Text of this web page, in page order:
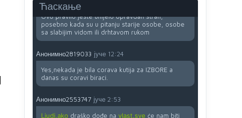
Ћаскање
Ovo pravilo jeste unijelo opravdan strah,
posebno kada su u pitanju starije osobe, osobe
sa slabijim vidom ili drhtavom rukom
Анонимно2819033 јуче 12:24
Yes,nekada je bila corava kutija za IZBORE a
danas su coravi biraci.
Анонимно2553747 јуче 2:53
Ljudi.ako draško dođe na vlast.sve će nam biti